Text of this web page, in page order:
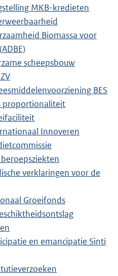
MKB-kredieten
Biomassa voor
scheepsbouw
BES
proportionaliteit
Innoveren
verklaringen voor de
Groeifonds
en emancipatie Sinti